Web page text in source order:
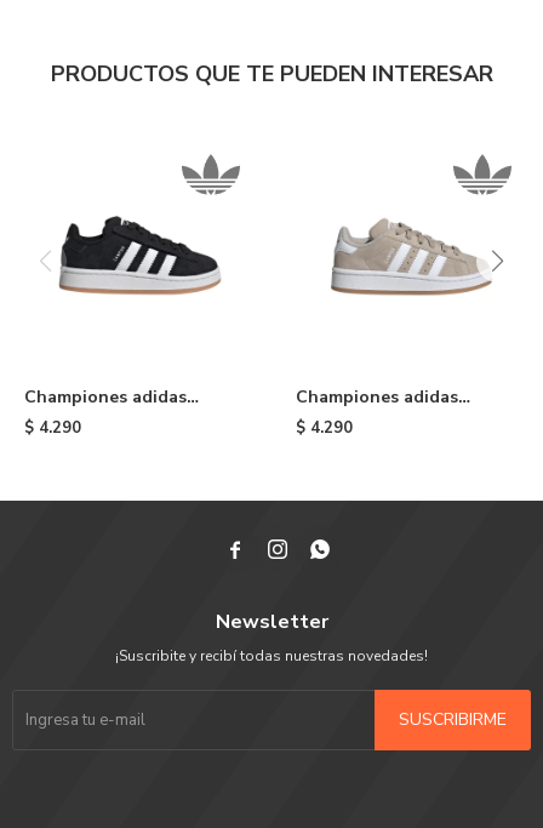
PRODUCTOS QUE TE PUEDEN INTERESAR
Championes adidas
Campus 00s de niño -
$ 4.290
Championes adidas
Campus 00s de niño -
$ 4.290
  
Newsletter
¡Suscribite y recibí todas nuestras novedades!
SUSCRIBIRME